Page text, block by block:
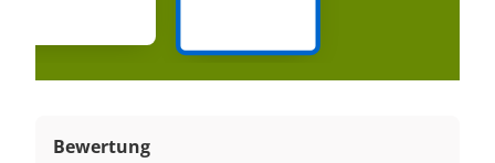
Bewertung